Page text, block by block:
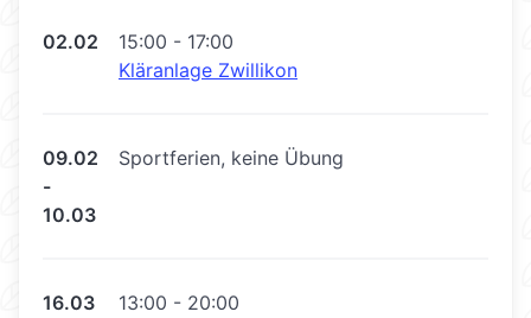
02.02
15:00 - 17:00
Kläranlage Zwillikon
09.02
-
10.03
Sportferien, keine Übung
16.03
13:00 - 20:00